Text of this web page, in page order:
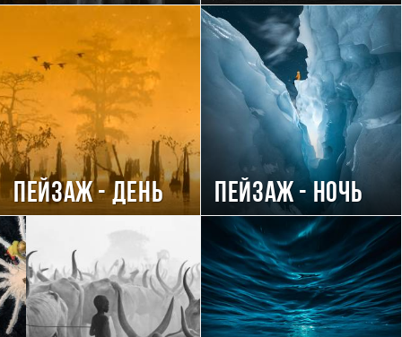
Пейзаж - день Пейзаж - ночь